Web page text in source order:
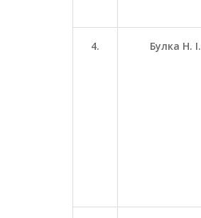
4. Булка Н. І.